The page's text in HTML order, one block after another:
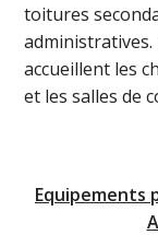
toitures
accueillent les
et les salles de
Equipements